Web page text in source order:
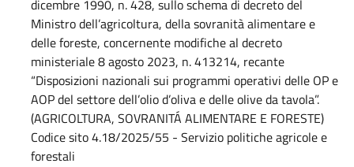
dicembre 1990, n. 428, sullo schema di decreto del
Ministro dell’agricoltura, della sovranità alimentare e
delle foreste, concernente modifiche al decreto
ministeriale 8 agosto 2023, n. 413214, recante
“Disposizioni nazionali sui programmi operativi delle OP e
AOP del settore dell’olio d’oliva e delle olive da tavola”.
(AGRICOLTURA, SOVRANITÁ ALIMENTARE E FORESTE)
Codice sito 4.18/2025/55 - Servizio politiche agricole e
forestali